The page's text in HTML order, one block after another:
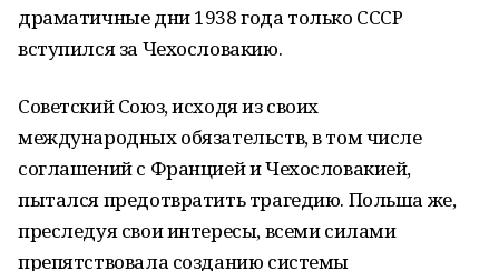
драматичные дни 1938 года только СССР
вступился за Чехословакию.
Советский Союз, исходя из своих
международных обязательств, в том числе
соглашений с Францией и Чехословакией,
пытался предотвратить трагедию. Польша же,
преследуя свои интересы, всеми силами
препятствовала созданию системы